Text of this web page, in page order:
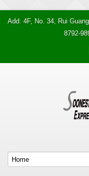
Add: 4F, No. 34, Rui
8792-